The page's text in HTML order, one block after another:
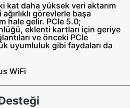
kat daha yüksek veri aktarım
görevlerle başa
hale gelir. PCIe 5.0;
eklenti kartları için geriye
ve önceki PCIe
uyumluluk gibi faydaları da